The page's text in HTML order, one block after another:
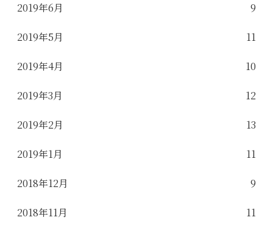
2019年6月 9
2019年5月 11
2019年4月 10
2019年3月 12
2019年2月 13
2019年1月 11
2018年12月 9
2018年11月 11